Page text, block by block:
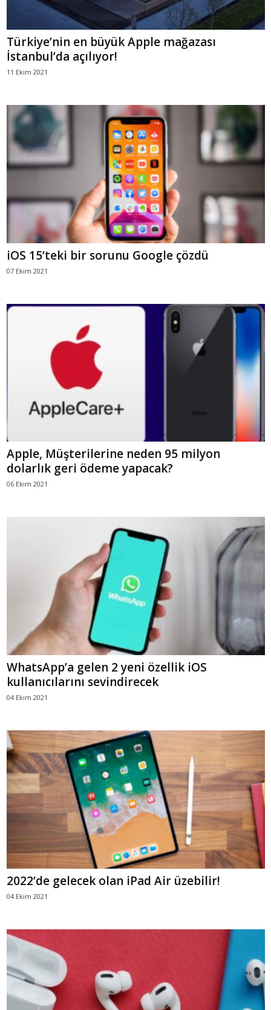
Türkiye’nin en büyük Apple mağazası
İstanbul’da açılıyor!
11 Ekim 2021
iOS 15’teki bir sorunu Google çözdü
07 Ekim 2021
Apple, Müşterilerine neden 95 milyon
dolarlık geri ödeme yapacak?
06 Ekim 2021
WhatsApp’a gelen 2 yeni özellik iOS
kullanıcılarını sevindirecek
04 Ekim 2021
2022’de gelecek olan iPad Air üzebilir!
04 Ekim 2021